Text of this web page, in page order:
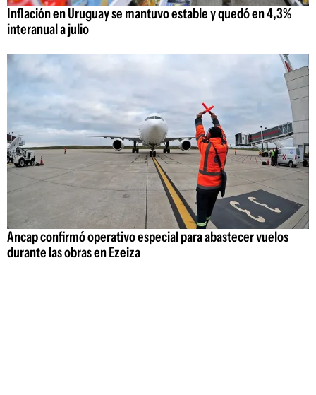
Inflación en Uruguay se mantuvo estable y quedó en 4,3%
interanual a julio
Ancap confirmó operativo especial para abastecer vuelos
durante las obras en Ezeiza